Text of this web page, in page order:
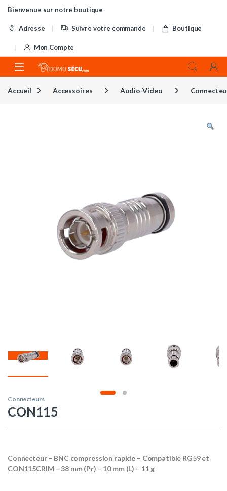
Skip to navigation
Skip to content
Bienvenue sur notre boutique
Adresse Suivre votre commande Boutique
Mon Compte
Accueil Accessoires Audio-Video
Connecteurs
CON115
Connecteur – BNC compression rapide – Compatible RG59 et
CON115CRIM – 38 mm (Pr) – 10 mm (L) – 11 g